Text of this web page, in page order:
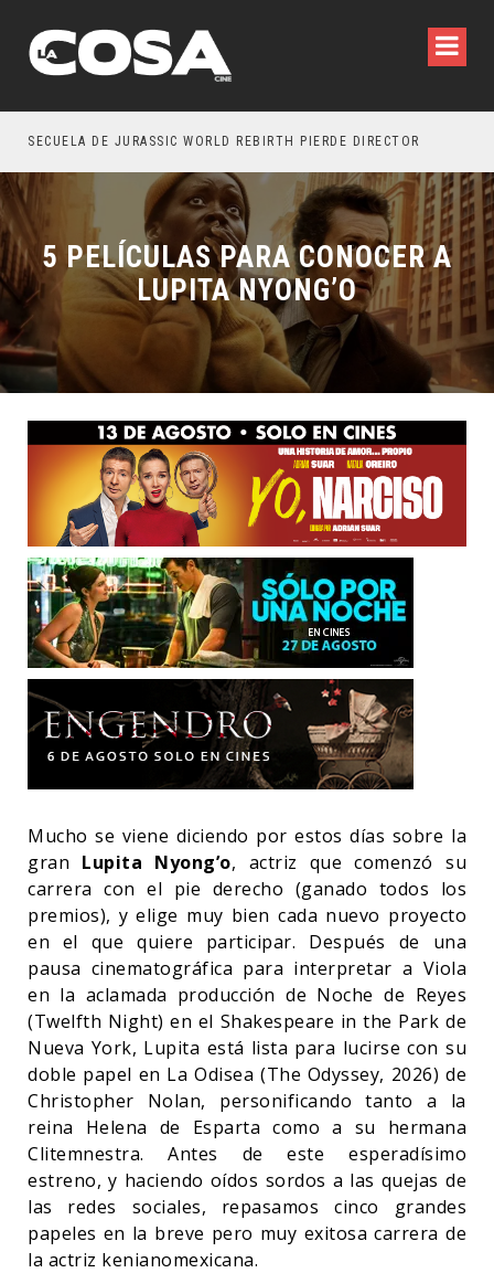
WORLD REBIRTH PIERDE DIRECTOR
5 PELÍCULAS PARA CONOCER A
LUPITA NYONG’O
Mucho se viene diciendo por estos días sobre la
gran Lupita Nyong’o, actriz que comenzó su
carrera con el pie derecho (ganado todos los
premios), y elige muy bien cada nuevo proyecto
en el que quiere participar. Después de una
pausa cinematográfica para interpretar a Viola
en la aclamada producción de Noche de Reyes
(Twelfth Night) en el Shakespeare in the Park de
Nueva York, Lupita está lista para lucirse con su
doble papel en La Odisea (The Odyssey, 2026) de
Christopher Nolan, personificando tanto a la
reina Helena de Esparta como a su hermana
Clitemnestra. Antes de este esperadísimo
estreno, y haciendo oídos sordos a las quejas de
las redes sociales, repasamos cinco grandes
papeles en la breve pero muy exitosa carrera de
la actriz kenianomexicana.